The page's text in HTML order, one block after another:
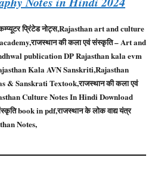
प्रिंटेड नोट्स,Rajasthan art and culture
की कला एवं संस्कृति – Art and
publication DP Rajasthan kala evm
Kala AVN Sanskriti,Rajasthan
& Sanskrati Textook,राजस्थान की कला एवं
Culture Notes In Hindi Download
book in pdf,राजस्थान के लोक वाद्य यंत्र
Notes,